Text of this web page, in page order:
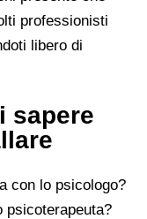
professionisti
libero di
sapere
con lo psicologo?
psicoterapeuta?